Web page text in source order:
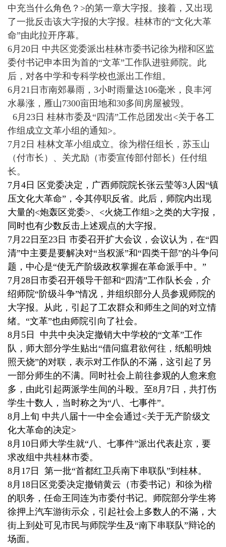
中充当什么角色？>的第一章大字报。接着，又出现
了一批反击该大字报的大字报。桂林市的“文化大革
命”由此拉开序幕。
6月20日 中共区党委派出桂林市委书记徐为楷和区监
委付书记申本田为首的“文革”工作队进驻师院。此
后，对各中学和专科学校也派出工作组。
6月21日市南郊暴雨，3小时雨量达106毫米，良丰河
水暴涨，雁山7300亩田地和30多间房屋被毁。
6月23日 桂林市委及“四清”工作总团发出<关于各工
作组成立文革小组的通知>。
7月2日 桂林文革小组成立。徐为楷任组长，苏玉山
（付市长）、关尤励（市委宣传部付部长）任付组
长。
7月4日 区党委决定，广西师院院长张云莹等3人因“镇
压文化大革命”，令其停职反省。此后，师院内出现
大量的<炮轰区党委>、<火烧工作组>之类的大字报，
同时也有少数反击上述观点的大字报。
7月22日至23日 市委召开扩大会议，会议认为，在“四
清”中主要是要解决对“当权派”和“四类干部”的斗争问
题，中心是“使无产阶级政权掌握在革命派手中。”
7月28日市委召开领导干部和“四清”工作队长会，介
绍师院“阶级斗争”情况，并组织部分人员参观师院的
大字报。从此，引起了工农群众和师生之间的对立情
绪。“文革”也由师院引向了社会。
8月5日 中共中央决定撤销大中学校的“文革”工作
队，师大部分学生贴出“借问瘟君欲何往，纸船明烛
照天烧”的对联，表示对工作队的不滿，这引起了另
一部分师生的不满。同时社会上前往参观的人愈来愈
多，由此引起两派学生间的斗殴。至8月7日，共打伤
学生十数人，当时称之为“八、七事件”。
8月上旬 中共八届十一中全会通过<关于无产阶级文
化大革命的决定>
8月10日师大学生就“八、七事件”派出代表赴京，要
求改组中共桂林市委。
8月17日 第一批“首都红卫兵南下串联队”到桂林。
8月18日区党委决定撤销黄云（市委书记）和徐为楷
的职务，任命王同连为市委付书记。师院部分学生将
徐押上汽车游街示众，引起社会上多数人的不滿，大
街上到处可见市民与师院学生及“南下串联队”辩论的
场面。